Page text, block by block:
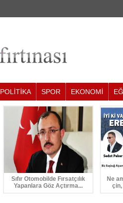
POLİTİKA SPOR EKONOMİ
Sıfır Otomobilde Fırsatçılık
Yapanlara Göz Açtırma...
Ne